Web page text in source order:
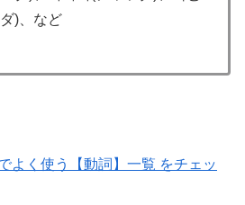
)、など
よく使う【動詞】一覧 をチェッ